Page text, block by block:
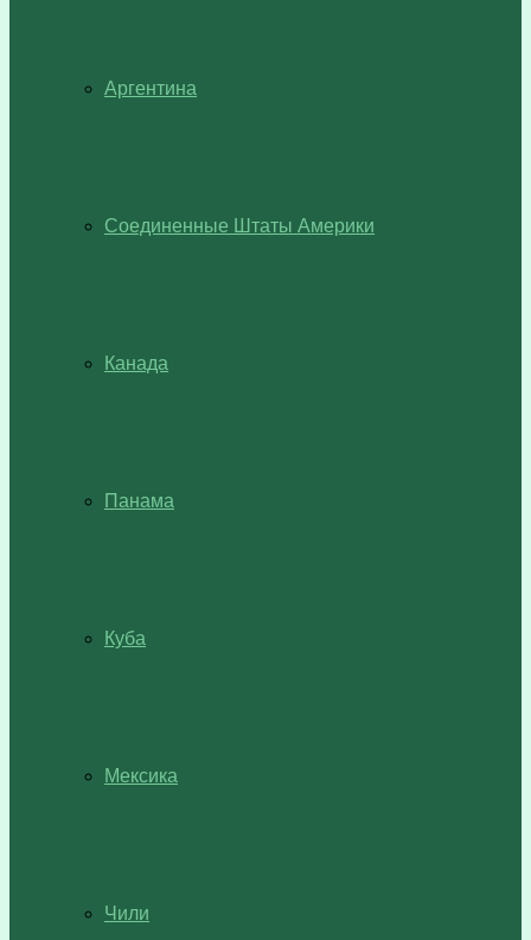
Аргентина
Соединенные Штаты Америки
Канада
Панама
Куба
Мексика
Чили